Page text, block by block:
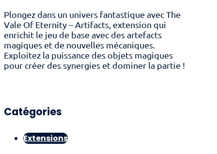
Plongez dans un univers fantastique avec The
Vale Of Eternity – Artifacts, extension qui
enrichit le jeu de base avec des artefacts
magiques et de nouvelles mécaniques.
Exploitez la puissance des objets magiques
pour créer des synergies et dominer la partie !
Catégories
Extensions